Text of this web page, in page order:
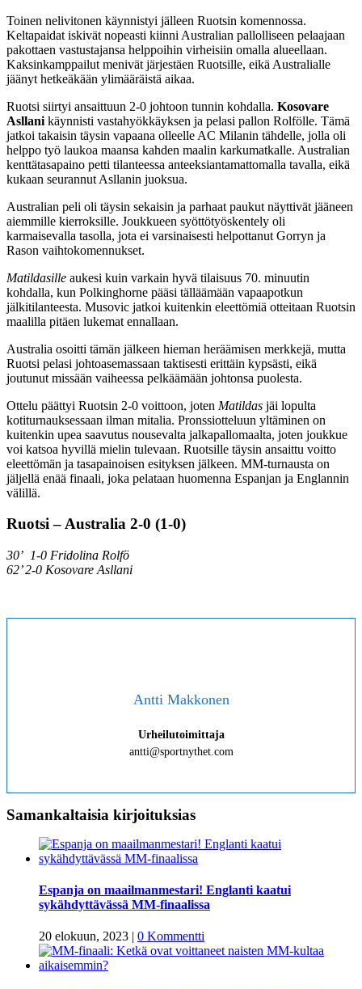
Toinen nelivitonen käynnistyi jälleen Ruotsin komennossa.
Keltapaidat iskivät nopeasti kiinni Australian pallolliseen pelaajaan
pakottaen vastustajansa helppoihin virheisiin omalla alueellaan.
Kaksinkamppailut menivät järjestäen Ruotsille, eikä Australialle
jäänyt hetkeäkään ylimääräistä aikaa.
Ruotsi siirtyi ansaittuun 2-0 johtoon tunnin kohdalla. Kosovare
Asllani käynnisti vastahyökkäyksen ja pelasi pallon Rolfölle. Tämä
jatkoi takaisin täysin vapaana olleelle AC Milanin tähdelle, jolla oli
helppo työ laukoa maansa kahden maalin karkumatkalle. Australian
kenttätasapaino petti tilanteessa anteeksiantamattomalla tavalla, eikä
kukaan seurannut Asllanin juoksua.
Australian peli oli täysin sekaisin ja parhaat paukut näyttivät jääneen
aiemmille kierroksille. Joukkueen syöttötyöskentely oli
karmaisevalla tasolla, jota ei varsinaisesti helpottanut Gorryn ja
Rason vaihtokomennukset.
Matildasille aukesi kuin varkain hyvä tilaisuus 70. minuutin
kohdalla, kun Polkinghorne pääsi tälläämään vapaapotkun
jälkitilanteesta. Musovic jatkoi kuitenkin eleettömiä otteitaan Ruotsin
maalilla pitäen lukemat ennallaan.
Australia osoitti tämän jälkeen hieman heräämisen merkkejä, mutta
Ruotsi pelasi johtoasemassaan taktisesti erittäin kypsästi, eikä
joutunut missään vaiheessa pelkäämään johtonsa puolesta.
Ottelu päättyi Ruotsin 2-0 voittoon, joten Matildas jäi lopulta
kotiturnauksessaan ilman mitalia. Pronssiotteluun yltäminen on
kuitenkin upea saavutus nousevalta jalkapallomaalta, joten joukkue
voi katsoa hyvillä mielin tulevaan. Ruotsille täysin ansaittu voitto
eleettömän ja tasapainoisen esityksen jälkeen. MM-turnausta on
jäljellä enää finaali, joka pelataan huomenna Espanjan ja Englannin
välillä.
Ruotsi – Australia 2-0 (1-0)
30’ 1-0 Fridolina Rolfö
62’ 2-0 Kosovare Asllani
Antti Makkonen
Urheilutoimittaja
antti@sportnythet.com
Samankaltaisia kirjoituksias
Espanja on maailmanmestari! Englanti kaatui
sykähdyttävässä MM-finaalissa
20 elokuun, 2023 0 Kommentti